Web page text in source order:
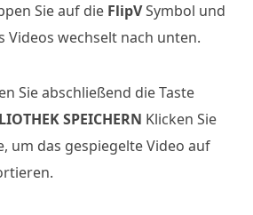
Sie auf die FlipVSymbol und
Videos wechselt nach unten.
Sie abschließend die Taste
SPEICHERN Klicken Sie
um das gespiegelte Video auf